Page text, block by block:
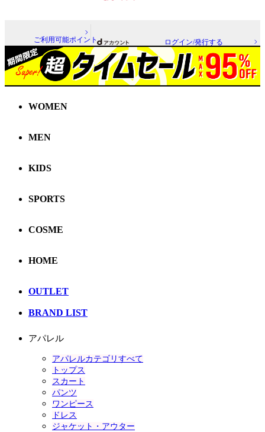
ご利用可能ポイント ログイン/発行する
WOMEN
MEN
KIDS
SPORTS
COSME
HOME
OUTLET
BRAND LIST
アパレル
アパレルカテゴリすべて
トップス
スカート
パンツ
ワンピース
ドレス
ジャケット・アウター